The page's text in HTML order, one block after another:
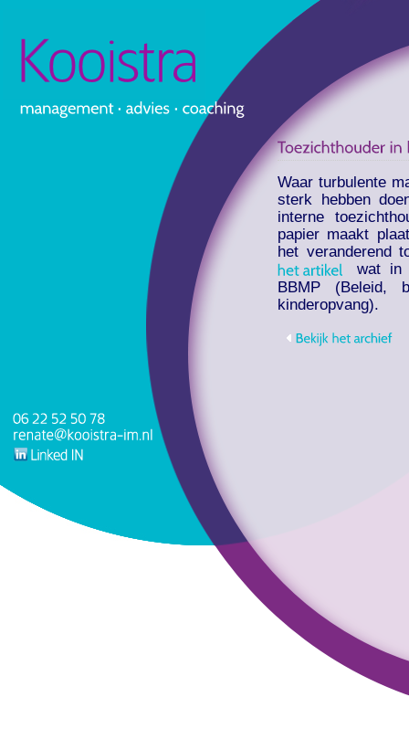
Waar turbulente
sterk hebben
interne
papier maakt
het veranderend
wat in
BBMP (Beleid,
kinderopvang).